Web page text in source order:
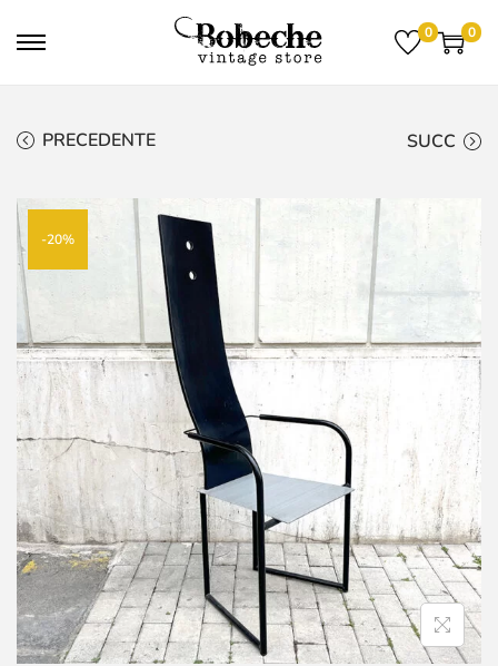
0 0
PRECEDENTE SUCC
-20%